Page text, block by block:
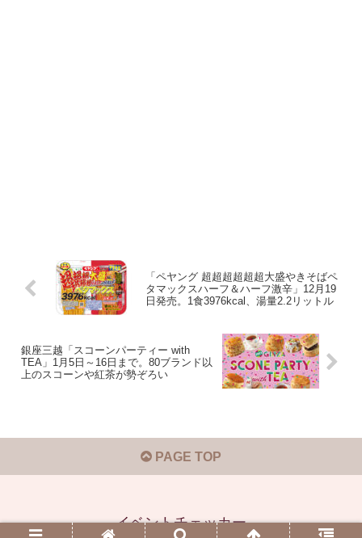
「ペヤング 超超超超超超大盛やきそばペ
タマックスハーフ＆ハーフ激辛」12月19
日発売。1食3976kcal、湯量2.2リットル
銀座三越「スコーンパーティー with
TEA」1月5日～16日まで。80ブランド以
上のスコーンや紅茶が勢ぞろい
PAGE TOP
イベントチェッカー